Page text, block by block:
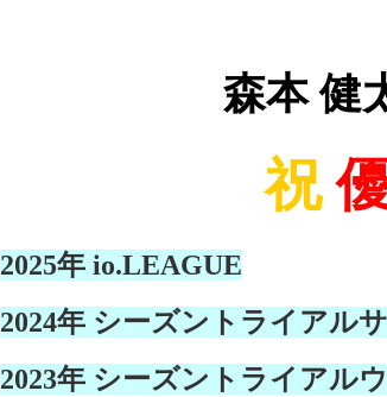
森本 健
祝
2025年 io.LEAGUE
2024年 シーズントライアル
2023年 シーズントライアル